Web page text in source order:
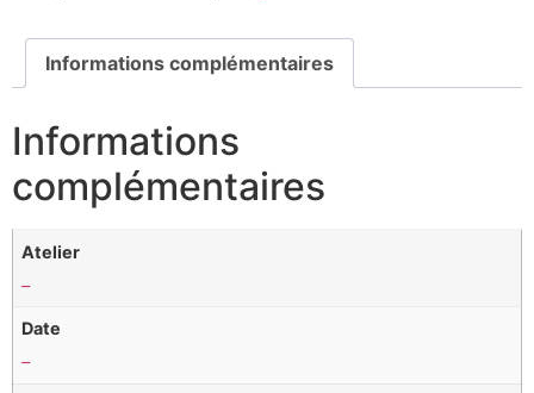
Informations complémentaires
Informations
complémentaires
Atelier
–
Date
–